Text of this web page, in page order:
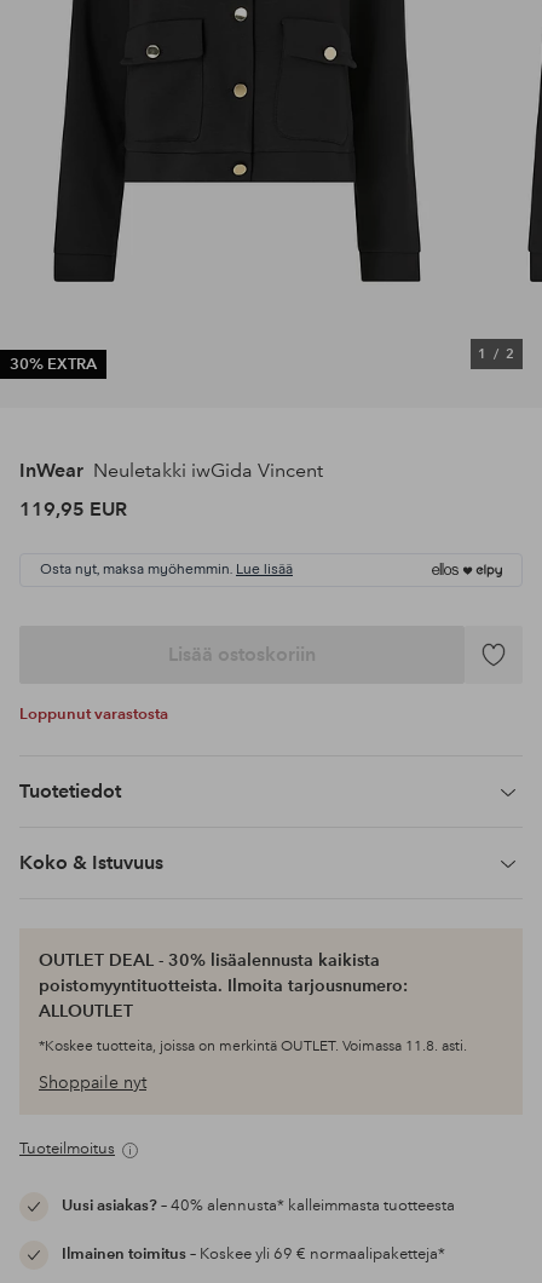
30% EXTRA
1 / 2
InWear Neuletakki iwGida Vincent
119,95 EUR
Osta nyt, maksa myöhemmin. Lue lisää
Lisää ostoskoriin
Lisää
Loppunut varastosta
Tuotetiedot
Koko & Istuvuus
OUTLET DEAL - 30% lisäalennusta kaikista
poistomyyntituotteista. Ilmoita tarjousnumero:
ALLOUTLET
*Koskee tuotteita, joissa on merkintä OUTLET. Voimassa 11.8. asti.
Shoppaile nyt
Tuoteilmoitus
Uusi asiakas?– 40% alennusta* kalleimmasta tuotteesta
Ilmainen toimitus– Koskee yli 69 € normaalipaketteja*